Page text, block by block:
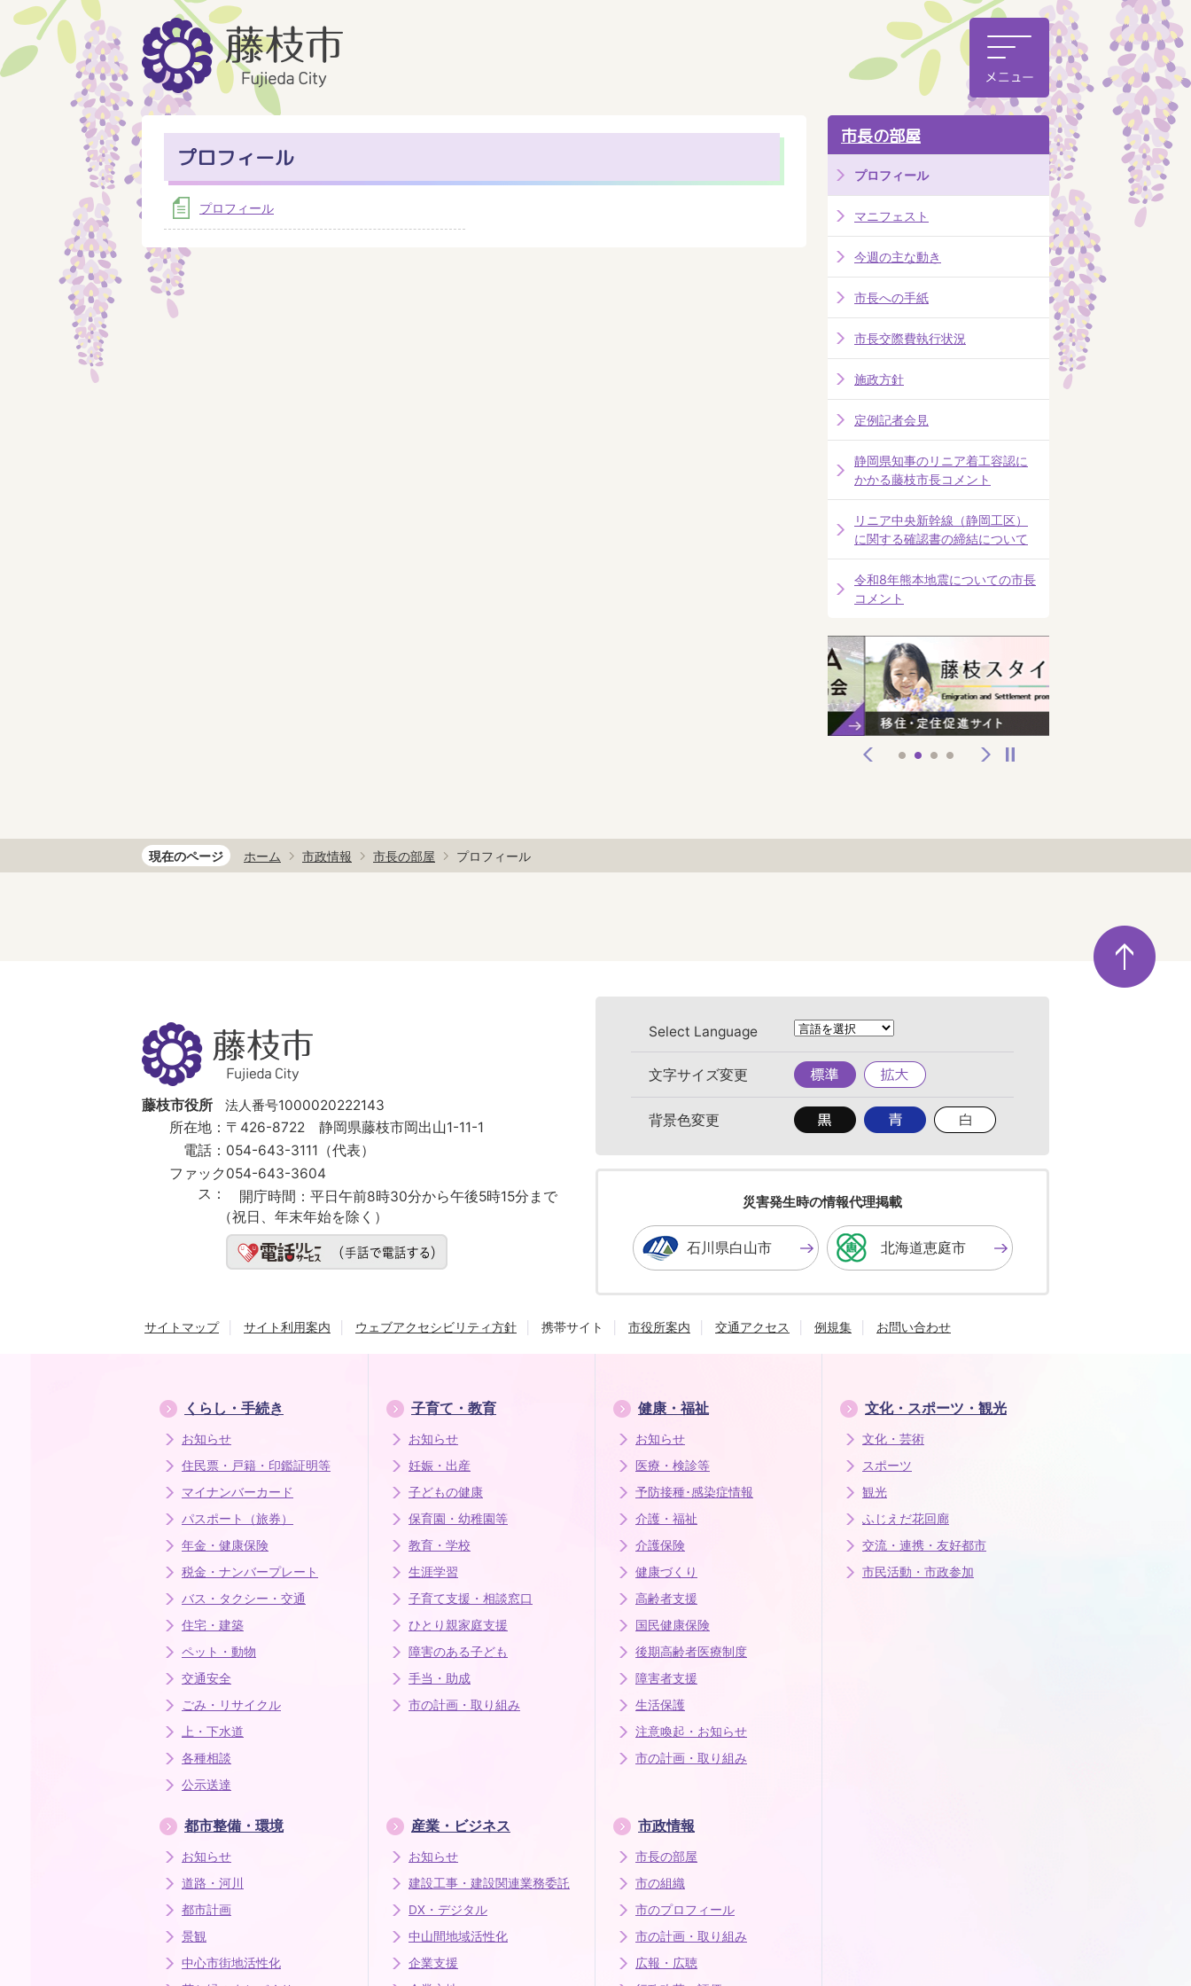
プロフィール
プロフィール
市長の部屋
プロフィール
マニフェスト
今週の主な動き
市長への手紙
市長交際費執行状況
施政方針
定例記者会見
静岡県知事のリニア着工容認に
かかる藤枝市長コメント
リニア中央新幹線（静岡工区）
に関する確認書の締結について
令和8年熊本地震についての市長
コメント
現在のページ ホーム 市政情報 市長の部屋 プロフィール
ペ
ー
ジ
の
藤
枝
市
Fujieda
City
藤枝市役所
法人番号1000020222143
所在地： 〒426-8722 静岡県藤枝市岡出山1-11-1
電話： 054-643-3111（代表）
ファック
ス：
054-643-3604
開庁時間： 平日午前8時30分から午後5時15分まで
（祝日、年末年始を除く）
Select Language
文字サイズ変更
標
準
拡
大
背景色変更
背
景
色
す
る
背
景
色
る
背
景
る
災害発生時の情報代理掲載
石川県白山市 北海道恵庭市
サイトマップ サイト利用案内 ウェブアクセシビリティ方針 携帯サイト 市役所案内 交通アクセス 例規集 お問い合わせ
くらし・手続き
お知らせ
住民票・戸籍・印鑑証明等
マイナンバーカード
パスポート（旅券）
年金・健康保険
税金・ナンバープレート
バス・タクシー・交通
住宅・建築
ペット・動物
交通安全
ごみ・リサイクル
上・下水道
各種相談
公示送達
子育て・教育
お知らせ
妊娠・出産
子どもの健康
保育園・幼稚園等
教育・学校
生涯学習
子育て支援・相談窓口
ひとり親家庭支援
障害のある子ども
手当・助成
市の計画・取り組み
健康・福祉
お知らせ
医療・検診等
予防接種･感染症情報
介護・福祉
介護保険
健康づくり
高齢者支援
国民健康保険
後期高齢者医療制度
障害者支援
生活保護
注意喚起・お知らせ
市の計画・取り組み
文化・スポーツ・観光
文化・芸術
スポーツ
観光
ふじえだ花回廊
交流・連携・友好都市
市民活動・市政参加
都市整備・環境
お知らせ
道路・河川
都市計画
景観
中心市街地活性化
産業・ビジネス
お知らせ
建設工事・建設関連業務委託
DX・デジタル
中山間地域活性化
企業支援
市政情報
市長の部屋
市の組織
市のプロフィール
市の計画・取り組み
広報・広聴